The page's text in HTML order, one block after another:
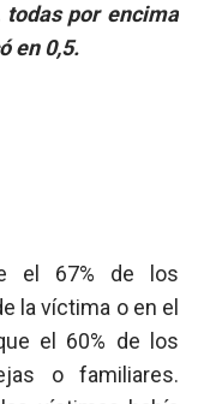
todas por encima
en 0,5.
el 67% de los
la víctima o en el
el 60% de los
o familiares.